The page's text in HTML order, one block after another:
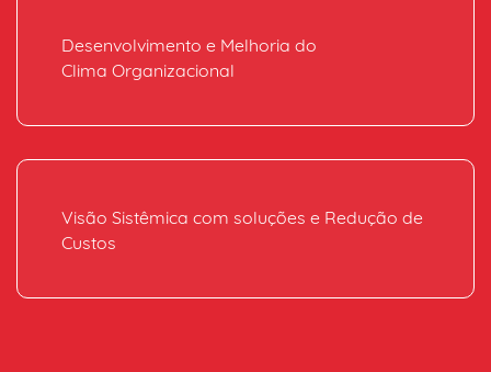
Desenvolvimento e Melhoria do
Clima Organizacional
Visão Sistêmica com soluções e Redução de
Custos